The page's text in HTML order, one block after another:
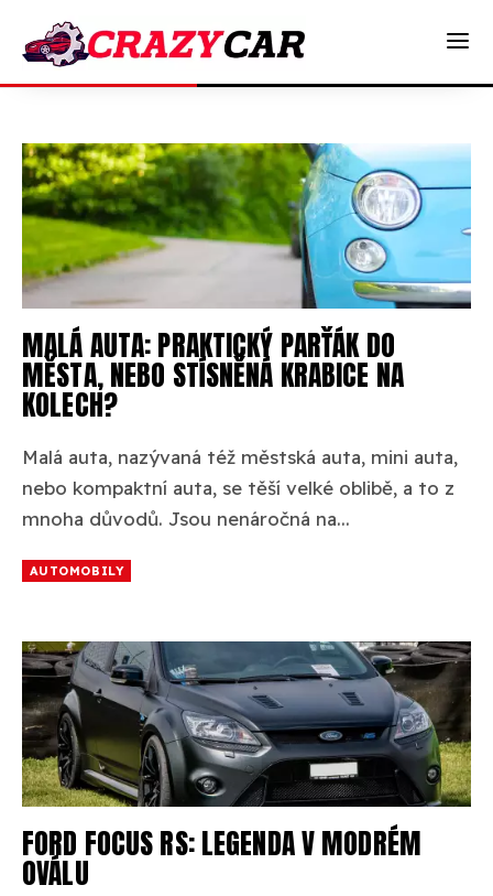
MALÁ AUTA: PRAKTICKÝ PARŤÁK DO
MĚSTA, NEBO STÍSNĚNÁ KRABICE NA
KOLECH?
Malá auta, nazývaná též městská auta, mini auta,
nebo kompaktní auta, se těší velké oblibě, a to z
mnoha důvodů. Jsou nenáročná na...
AUTOMOBILY
FORD FOCUS RS: LEGENDA V MODRÉM
OVÁLU